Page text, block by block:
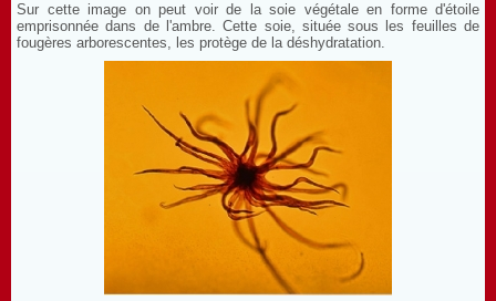
Sur cette image on peut voir de la soie végétale en forme d'étoile
emprisonnée dans de l'ambre. Cette soie, située sous les feuilles de
fougères arborescentes, les protège de la déshydratation.